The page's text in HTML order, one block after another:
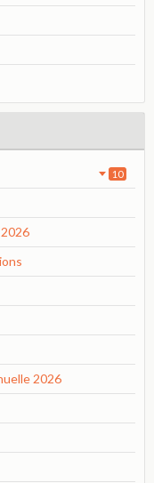
10
2026